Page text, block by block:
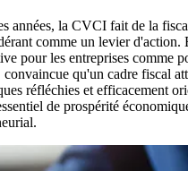
années, la CVCI fait de la
comme un levier d'action.
pour les entreprises comme
convaincue qu'un cadre fiscal
réfléchies et efficacement
de prospérité